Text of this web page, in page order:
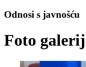
Odnosi s javnošću
Foto